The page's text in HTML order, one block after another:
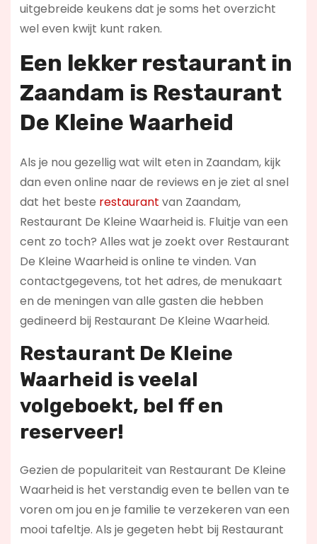
uitgebreide keukens dat je soms het overzicht
wel even kwijt kunt raken.
Een lekker restaurant in
Zaandam is Restaurant
De Kleine Waarheid
Als je nou gezellig wat wilt eten in Zaandam, kijk
dan even online naar de reviews en je ziet al snel
dat het beste restaurant van Zaandam,
Restaurant De Kleine Waarheid is. Fluitje van een
cent zo toch? Alles wat je zoekt over Restaurant
De Kleine Waarheid is online te vinden. Van
contactgegevens, tot het adres, de menukaart
en de meningen van alle gasten die hebben
gedineerd bij Restaurant De Kleine Waarheid.
Restaurant De Kleine
Waarheid is veelal
volgeboekt, bel ff en
reserveer!
Gezien de populariteit van Restaurant De Kleine
Waarheid is het verstandig even te bellen van te
voren om jou en je familie te verzekeren van een
mooi tafeltje. Als je gegeten hebt bij Restaurant